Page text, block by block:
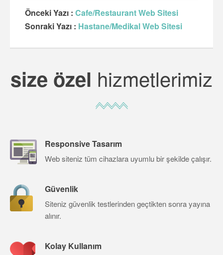
Önceki Yazı : Cafe/Restaurant Web Sitesi
Sonraki Yazı : Hastane/Medikal Web Sitesi
size özel hizmetlerimiz
Responsive Tasarım
Web siteniz tüm cihazlara uyumlu bir şekilde çalışır.
Güvenlik
Siteniz güvenlik testlerinden geçtikten sonra yayına
alınır.
Kolay Kullanım